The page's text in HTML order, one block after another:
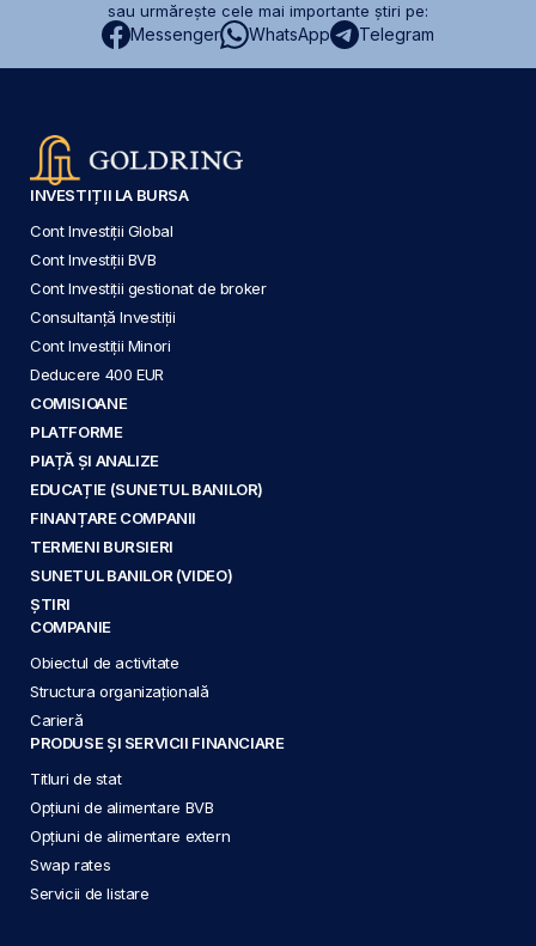
sau urmărește cele mai importante știri pe:
Messenger WhatsApp Telegram
INVESTIȚII LA BURSA
Cont Investiții Global
Cont Investiții BVB
Cont Investiții gestionat de broker
Consultanță Investiții
Cont Investiții Minori
Deducere 400 EUR
COMISIOANE
PLATFORME
PIAȚĂ ȘI ANALIZE
EDUCAȚIE (SUNETUL BANILOR)
FINANȚARE COMPANII
TERMENI BURSIERI
SUNETUL BANILOR (VIDEO)
ȘTIRI
COMPANIE
Obiectul de activitate
Structura organizațională
Carieră
PRODUSE ȘI SERVICII FINANCIARE
Titluri de stat
Opțiuni de alimentare BVB
Opțiuni de alimentare extern
Swap rates
Servicii de listare